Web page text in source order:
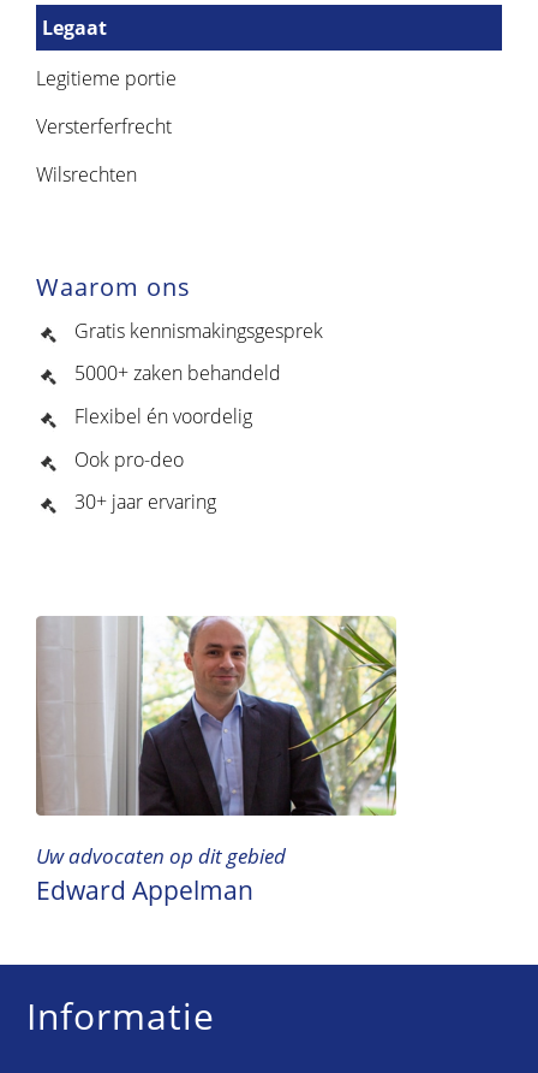
Legaat
Legitieme portie
Versterferfrecht
Wilsrechten
Waarom ons
Gratis kennismakingsgesprek
5000+ zaken behandeld
Flexibel én voordelig
Ook pro-deo
30+ jaar ervaring
Uw advocaten op dit gebied
Edward Appelman
Informatie